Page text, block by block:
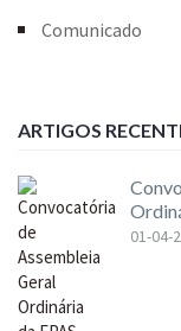
Comunicado
ARTIGOS
01-04-